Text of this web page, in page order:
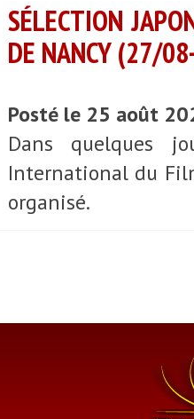
SÉLECTION
DE NANCY (27/
Posté le 25 août
Dans quelques
International du
organisé.